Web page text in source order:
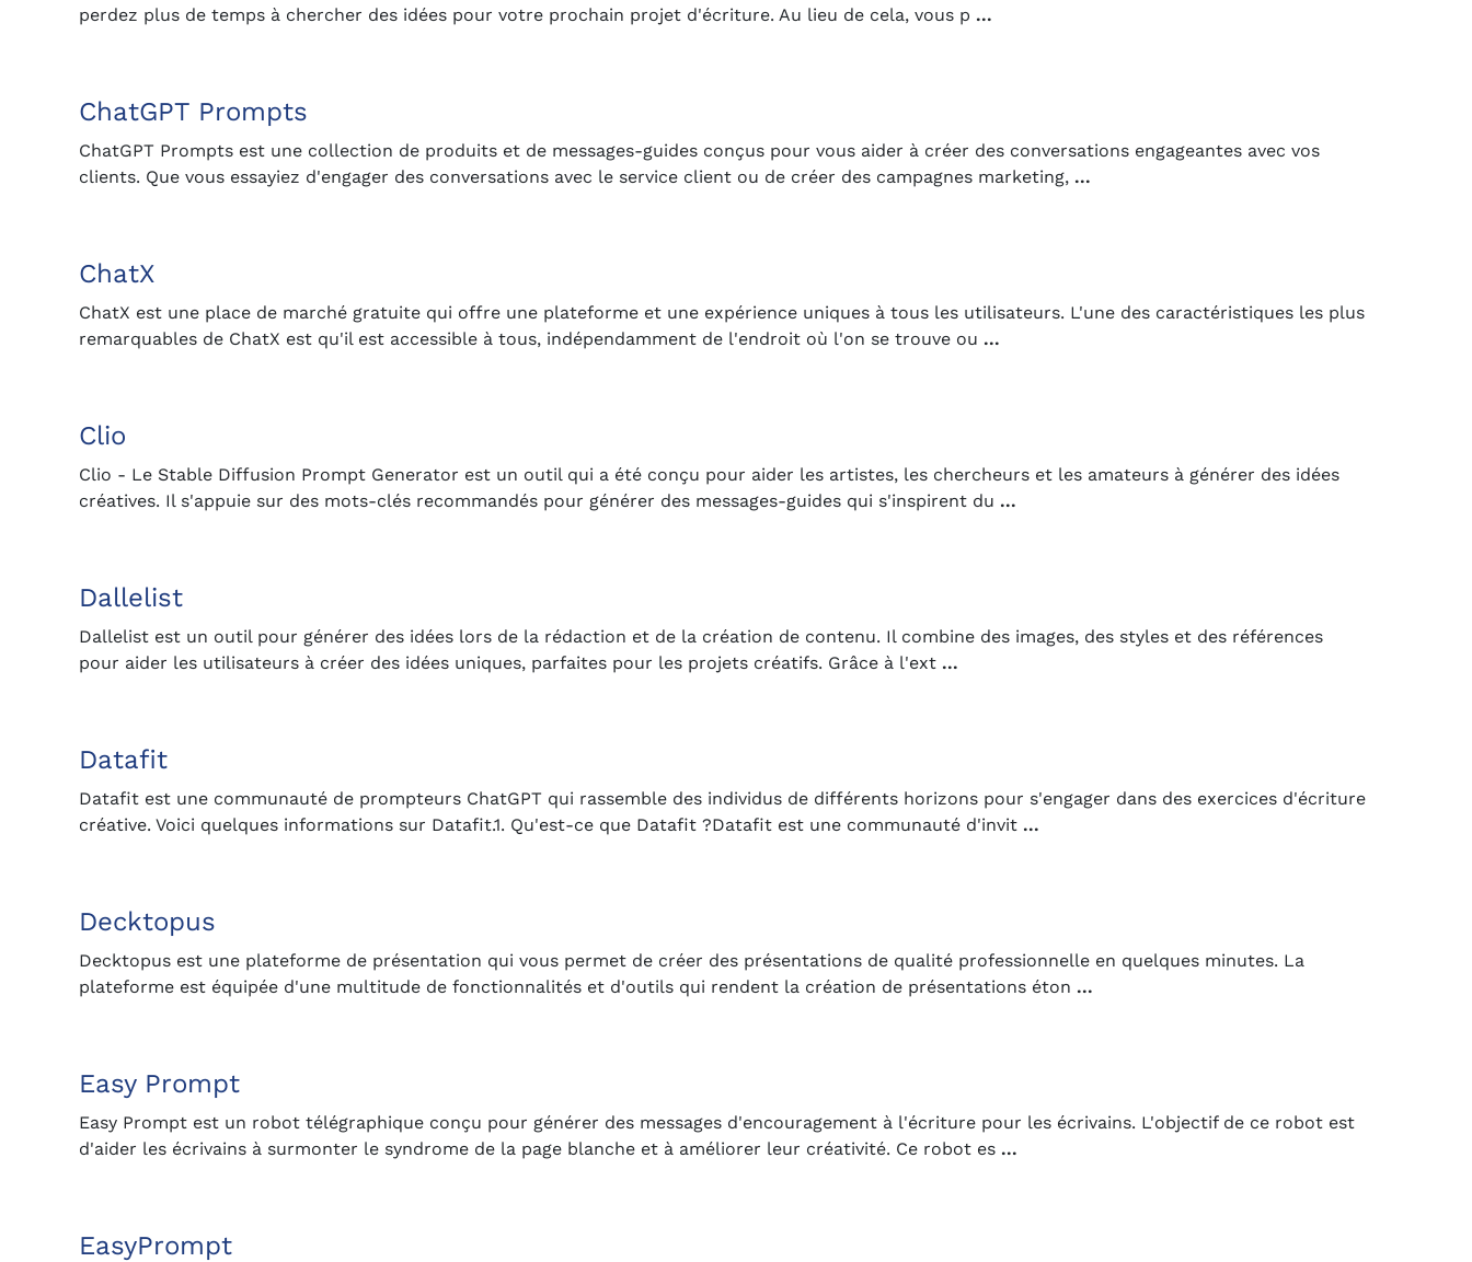
perdez plus de temps à chercher des idées pour votre prochain projet d'écriture. Au lieu de cela, vous p ...
ChatGPT Prompts
ChatGPT Prompts est une collection de produits et de messages-guides conçus pour vous aider à créer des conversations engageantes avec vos
clients. Que vous essayiez d'engager des conversations avec le service client ou de créer des campagnes marketing, ...
ChatX
ChatX est une place de marché gratuite qui offre une plateforme et une expérience uniques à tous les utilisateurs. L'une des caractéristiques les plus
remarquables de ChatX est qu'il est accessible à tous, indépendamment de l'endroit où l'on se trouve ou ...
Clio
Clio - Le Stable Diffusion Prompt Generator est un outil qui a été conçu pour aider les artistes, les chercheurs et les amateurs à générer des idées
créatives. Il s'appuie sur des mots-clés recommandés pour générer des messages-guides qui s'inspirent du ...
Dallelist
Dallelist est un outil pour générer des idées lors de la rédaction et de la création de contenu. Il combine des images, des styles et des références
pour aider les utilisateurs à créer des idées uniques, parfaites pour les projets créatifs. Grâce à l'ext ...
Datafit
Datafit est une communauté de prompteurs ChatGPT qui rassemble des individus de différents horizons pour s'engager dans des exercices d'écriture
créative. Voici quelques informations sur Datafit.1. Qu'est-ce que Datafit ?Datafit est une communauté d'invit ...
Decktopus
Decktopus est une plateforme de présentation qui vous permet de créer des présentations de qualité professionnelle en quelques minutes. La
plateforme est équipée d'une multitude de fonctionnalités et d'outils qui rendent la création de présentations éton ...
Easy Prompt
Easy Prompt est un robot télégraphique conçu pour générer des messages d'encouragement à l'écriture pour les écrivains. L'objectif de ce robot est
d'aider les écrivains à surmonter le syndrome de la page blanche et à améliorer leur créativité. Ce robot es ...
EasyPrompt